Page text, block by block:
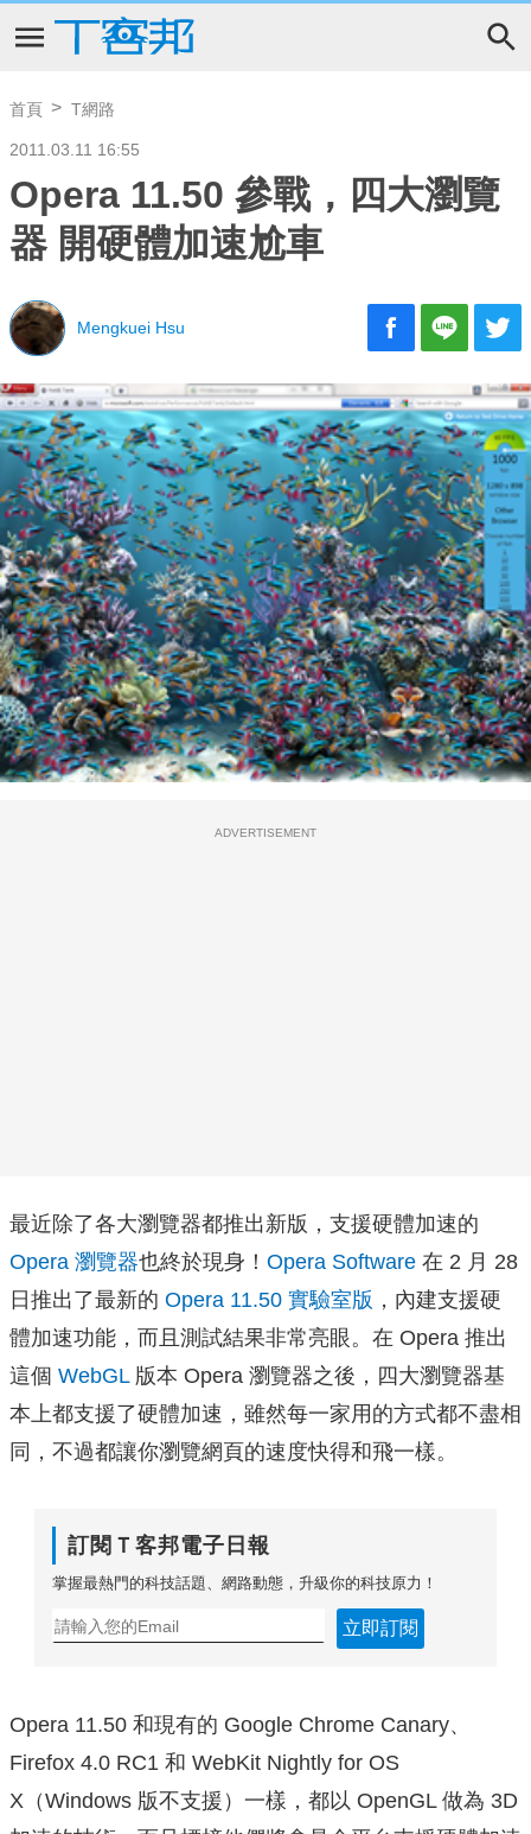
首頁 T網路
2011.03.11 16:55
Opera 11.50 參戰，四大瀏覽
器 開硬體加速尬車
Mengkuei Hsu
ADVERTISEMENT
最近除了各大瀏覽器都推出新版，支援硬體加速的
Opera 瀏覽器也終於現身！ Opera Software 在 2 月 28
日推出了最新的 Opera 11.50 實驗室版 ，內建支援硬
體加速功能，而且測試結果非常亮眼。在 Opera 推出
這個 WebGL版本 Opera 瀏覽器之後，四大瀏覽器基
本上都支援了硬體加速，雖然每一家用的方式都不盡相
同，不過都讓你瀏覽網頁的速度快得和飛一樣。
訂閱Ｔ客邦電子日報
掌握最熱門的科技話題、網路動態，升級你的科技原力！
立即訂閱
Opera 11.50 和現有的 Google Chrome Canary、
Firefox 4.0 RC1 和 WebKit Nightly for OS
X（Windows 版不支援）一樣，都以 OpenGL 做為 3D